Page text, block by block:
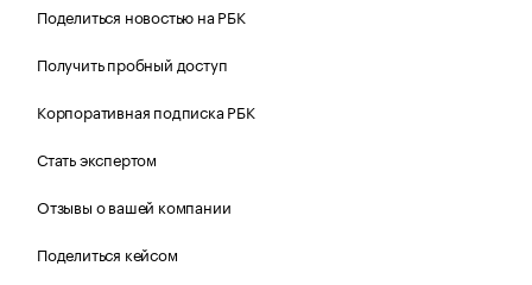
Поделиться новостью на РБК
Получить пробный доступ
Корпоративная подписка РБК
Стать экспертом
Отзывы о вашей компании
Поделиться кейсом